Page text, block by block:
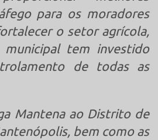
para os moradores
o setor agrícola,
municipal tem investido
de todas as
Mantena ao Distrito de
bem como as